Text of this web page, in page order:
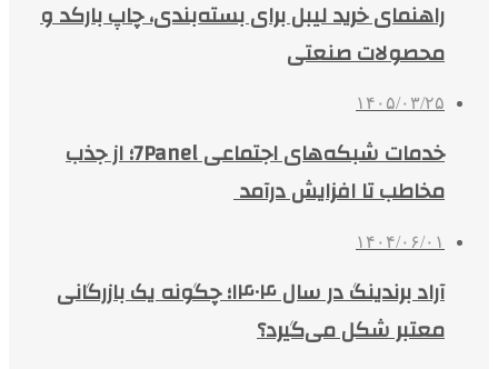
راهنمای خرید لیبل برای بسته‌بندی، چاپ بارکد و
محصولات صنعتی
۱۴۰۵/۰۳/۲۵
خدمات شبکه‌های اجتماعی 7Panel؛ از جذب
مخاطب تا افزایش درآمد
۱۴۰۴/۰۶/۰۱
آراد برندینگ در سال ۱۴۰۴؛ چگونه یک بازرگانی
معتبر شکل می‌گیرد؟